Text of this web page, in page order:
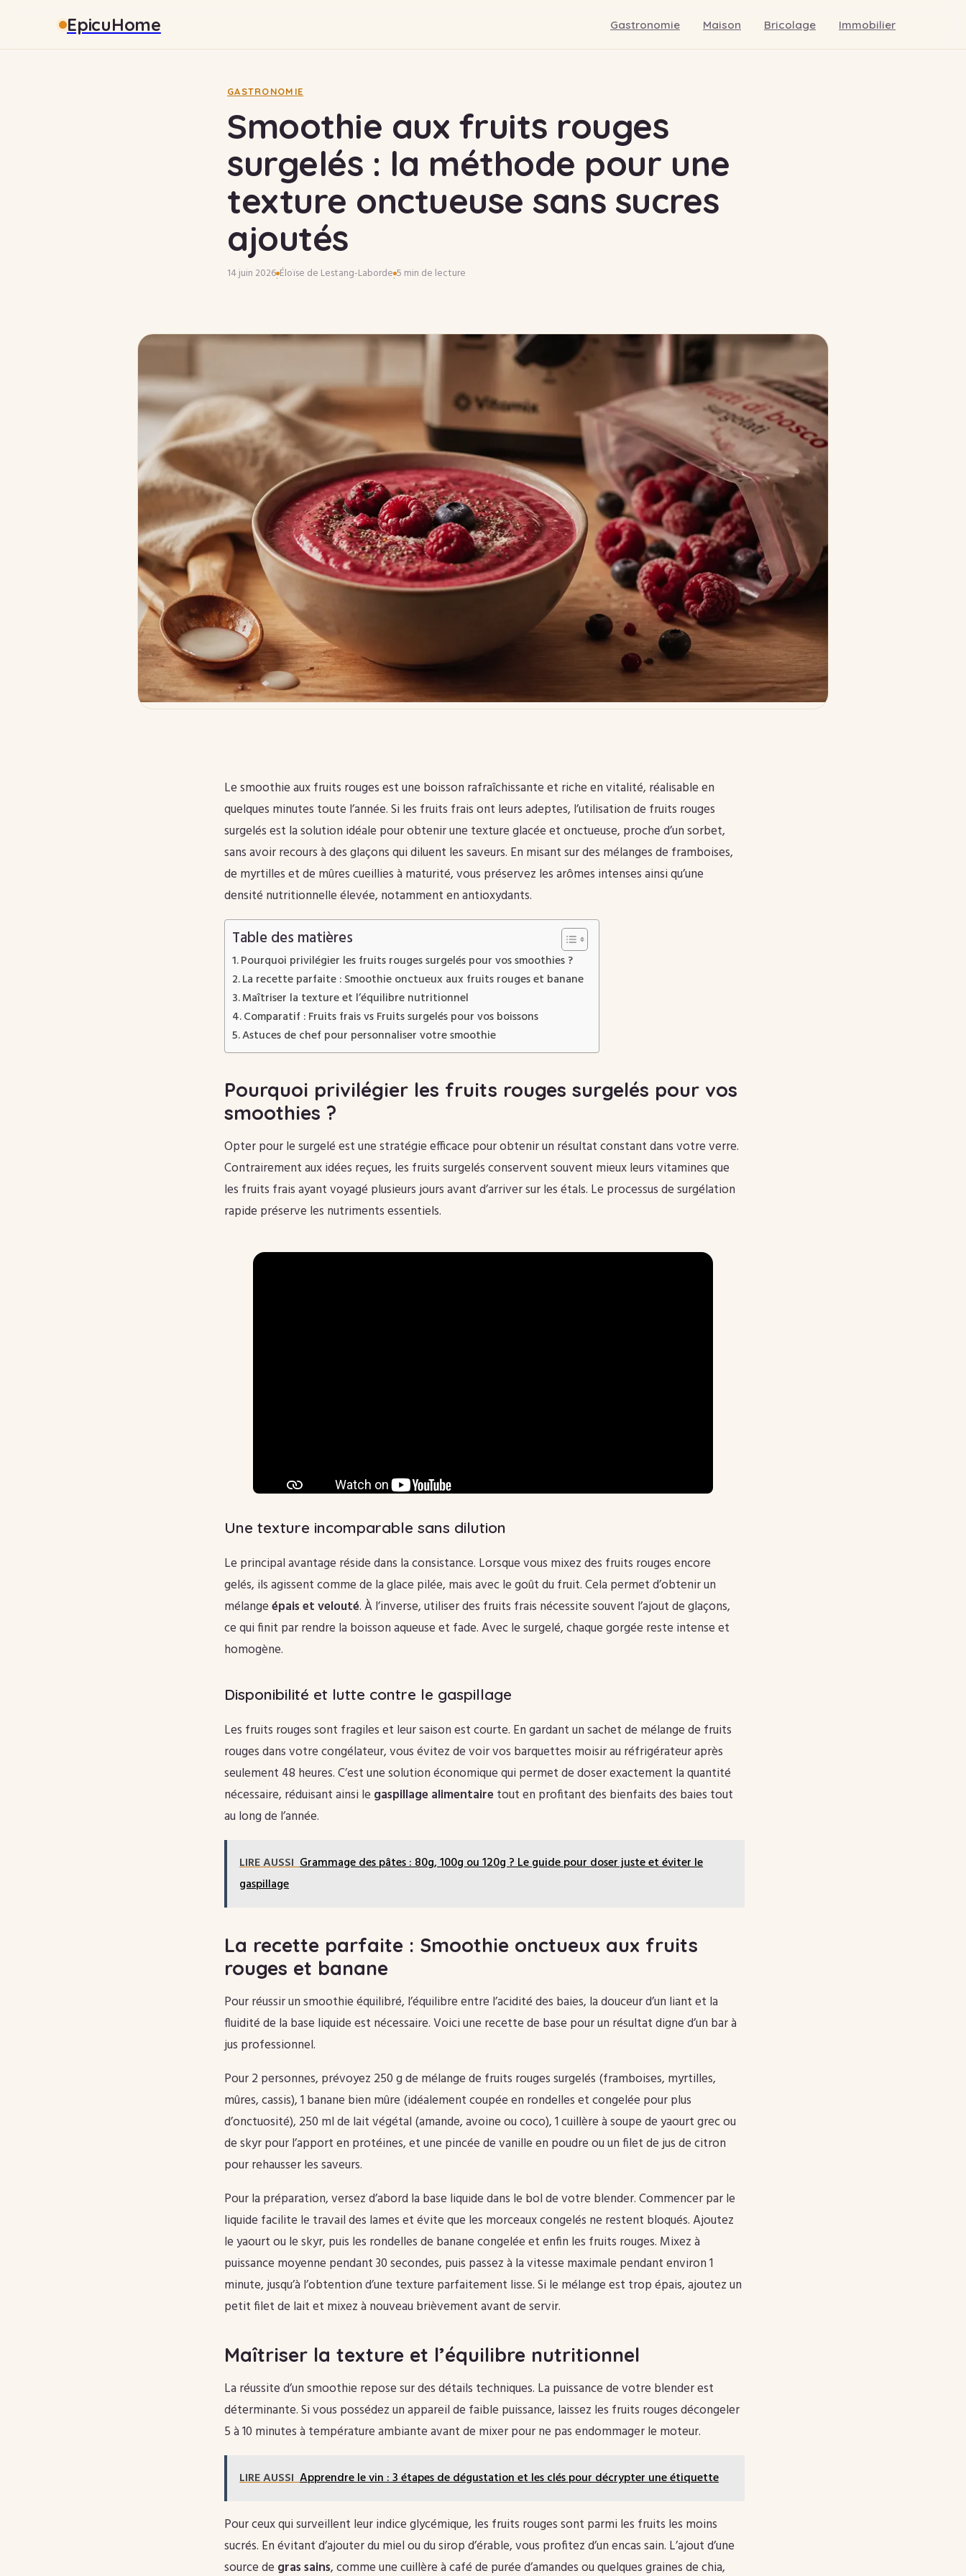
EpicuHome Gastronomie Maison Bricolage Immobilier
GASTRONOMIE
Smoothie aux fruits rouges
surgelés : la méthode pour une
texture onctueuse sans sucres
ajoutés
14 juin 2026·Éloïse de Lestang-Laborde·5 min de lecture
Le smoothie aux fruits rouges est une boisson rafraîchissante et riche en vitalité, réalisable en
quelques minutes toute l’année. Si les fruits frais ont leurs adeptes, l’utilisation de fruits rouges
surgelés est la solution idéale pour obtenir une texture glacée et onctueuse, proche d’un sorbet,
sans avoir recours à des glaçons qui diluent les saveurs. En misant sur des mélanges de framboises,
de myrtilles et de mûres cueillies à maturité, vous préservez les arômes intenses ainsi qu’une
densité nutritionnelle élevée, notamment en antioxydants.
Table des matières
Pourquoi privilégier les fruits rouges surgelés pour vos smoothies ?
La recette parfaite : Smoothie onctueux aux fruits rouges et banane
Maîtriser la texture et l’équilibre nutritionnel
Comparatif : Fruits frais vs Fruits surgelés pour vos boissons
Astuces de chef pour personnaliser votre smoothie
Pourquoi privilégier les fruits rouges surgelés pour vos
smoothies ?
Opter pour le surgelé est une stratégie efficace pour obtenir un résultat constant dans votre verre.
Contrairement aux idées reçues, les fruits surgelés conservent souvent mieux leurs vitamines que
les fruits frais ayant voyagé plusieurs jours avant d’arriver sur les étals. Le processus de surgélation
rapide préserve les nutriments essentiels.
Une texture incomparable sans dilution
Le principal avantage réside dans la consistance. Lorsque vous mixez des fruits rouges encore
gelés, ils agissent comme de la glace pilée, mais avec le goût du fruit. Cela permet d’obtenir un
mélangeépais et velouté. À l’inverse, utiliser des fruits frais nécessite souvent l’ajout de glaçons,
ce qui finit par rendre la boisson aqueuse et fade. Avec le surgelé, chaque gorgée reste intense et
homogène.
Disponibilité et lutte contre le gaspillage
Les fruits rouges sont fragiles et leur saison est courte. En gardant un sachet de mélange de fruits
rouges dans votre congélateur, vous évitez de voir vos barquettes moisir au réfrigérateur après
seulement 48 heures. C’est une solution économique qui permet de doser exactement la quantité
nécessaire, réduisant ainsi le gaspillage alimentairetout en profitant des bienfaits des baies tout
au long de l’année.
LIRE AUSSI Grammage des pâtes : 80g, 100g ou 120g ? Le guide pour doser juste et éviter le
gaspillage
La recette parfaite : Smoothie onctueux aux fruits
rouges et banane
Pour réussir un smoothie équilibré, l’équilibre entre l’acidité des baies, la douceur d’un liant et la
fluidité de la base liquide est nécessaire. Voici une recette de base pour un résultat digne d’un bar à
jus professionnel.
Pour 2 personnes, prévoyez 250 g de mélange de fruits rouges surgelés (framboises, myrtilles,
mûres, cassis), 1 banane bien mûre (idéalement coupée en rondelles et congelée pour plus
d’onctuosité), 250 ml de lait végétal (amande, avoine ou coco), 1 cuillère à soupe de yaourt grec ou
de skyr pour l’apport en protéines, et une pincée de vanille en poudre ou un filet de jus de citron
pour rehausser les saveurs.
Pour la préparation, versez d’abord la base liquide dans le bol de votre blender. Commencer par le
liquide facilite le travail des lames et évite que les morceaux congelés ne restent bloqués. Ajoutez
le yaourt ou le skyr, puis les rondelles de banane congelée et enfin les fruits rouges. Mixez à
puissance moyenne pendant 30 secondes, puis passez à la vitesse maximale pendant environ 1
minute, jusqu’à l’obtention d’une texture parfaitement lisse. Si le mélange est trop épais, ajoutez un
petit filet de lait et mixez à nouveau brièvement avant de servir.
Maîtriser la texture et l’équilibre nutritionnel
La réussite d’un smoothie repose sur des détails techniques. La puissance de votre blender est
déterminante. Si vous possédez un appareil de faible puissance, laissez les fruits rouges décongeler
5 à 10 minutes à température ambiante avant de mixer pour ne pas endommager le moteur.
LIRE AUSSI Apprendre le vin : 3 étapes de dégustation et les clés pour décrypter une étiquette
Pour ceux qui surveillent leur indice glycémique, les fruits rouges sont parmi les fruits les moins
sucrés. En évitant d’ajouter du miel ou du sirop d’érable, vous profitez d’un encas sain. L’ajout d’une
source de gras sains, comme une cuillère à café de purée d’amandes ou quelques graines de chia,